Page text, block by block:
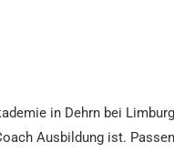
in Dehrn bei
Ausbildung ist.